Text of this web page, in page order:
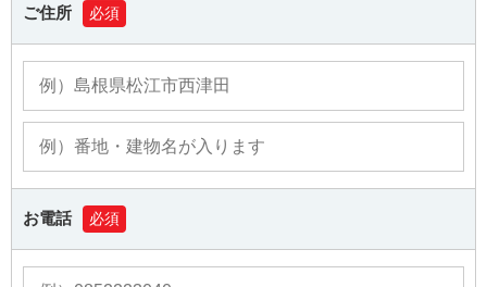
ご住所 必須
お電話 必須